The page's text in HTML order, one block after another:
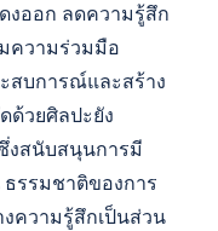
งออก ลดความรู้สึก
ความร่วมมือ
สบการณ์และสร้าง
ด้วยศิลปะยัง
งสนับสนุนการมี
รรมชาติของการ
ความรู้สึกเป็นส่วน